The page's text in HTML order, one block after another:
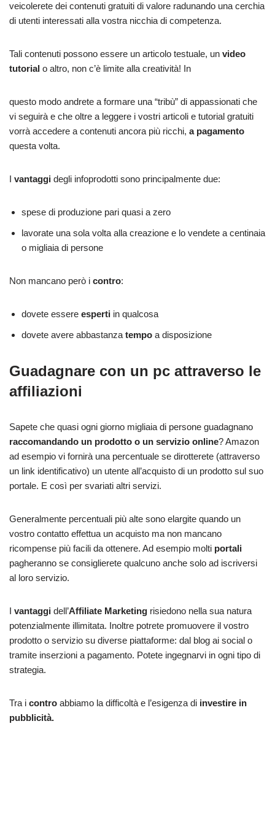
veicolerete dei contenuti gratuiti di valore radunando una cerchia
di utenti interessati alla vostra nicchia di competenza.
Tali contenuti possono essere un articolo testuale, un video
tutorial o altro, non c’è limite alla creatività! In
questo modo andrete a formare una “tribù” di appassionati che
vi seguirà e che oltre a leggere i vostri articoli e tutorial gratuiti
vorrà accedere a contenuti ancora più ricchi, a pagamento
questa volta.
I vantaggi degli infoprodotti sono principalmente due:
spese di produzione pari quasi a zero
lavorate una sola volta alla creazione e lo vendete a centinaia
o migliaia di persone
Non mancano però i contro:
dovete essere esperti in qualcosa
dovete avere abbastanza tempo a disposizione
Guadagnare con un pc attraverso le
affiliazioni
Sapete che quasi ogni giorno migliaia di persone guadagnano
raccomandando un prodotto o un servizio online? Amazon
ad esempio vi fornirà una percentuale se dirotterete (attraverso
un link identificativo) un utente all’acquisto di un prodotto sul suo
portale. E così per svariati altri servizi.
Generalmente percentuali più alte sono elargite quando un
vostro contatto effettua un acquisto ma non mancano
ricompense più facili da ottenere. Ad esempio molti portali
pagheranno se consiglierete qualcuno anche solo ad iscriversi
al loro servizio.
I vantaggi dell’Affiliate Marketing risiedono nella sua natura
potenzialmente illimitata. Inoltre potrete promuovere il vostro
prodotto o servizio su diverse piattaforme: dal blog ai social o
tramite inserzioni a pagamento. Potete ingegnarvi in ogni tipo di
strategia.
Tra i contro abbiamo la difficoltà e l’esigenza di investire in
pubblicità.